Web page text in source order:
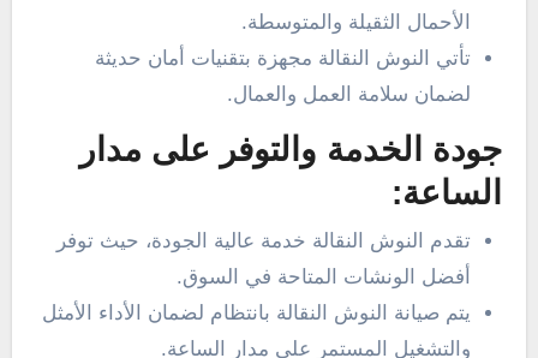
الأحمال الثقيلة والمتوسطة.
تأتي النوش النقالة مجهزة بتقنيات أمان حديثة
لضمان سلامة العمل والعمال.
جودة الخدمة والتوفر على مدار
الساعة:
تقدم النوش النقالة خدمة عالية الجودة، حيث توفر
أفضل الونشات المتاحة في السوق.
يتم صيانة النوش النقالة بانتظام لضمان الأداء الأمثل
والتشغيل المستمر على مدار الساعة.